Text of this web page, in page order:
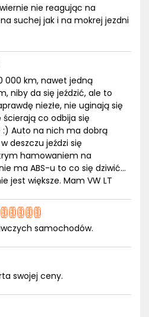
nie reagując na
suchej jak i na mokrej jezdni
000 km, nawet jedną
niby da się jeździć, ale to
niezłe, nie uginają się
ścierają co odbija się
Auto na nich ma dobrą
deszczu jeździ się
hamowaniem na
ma ABS-u to co się dziwić...
jest większe. Mam VW LT
samochodów.
swojej ceny.